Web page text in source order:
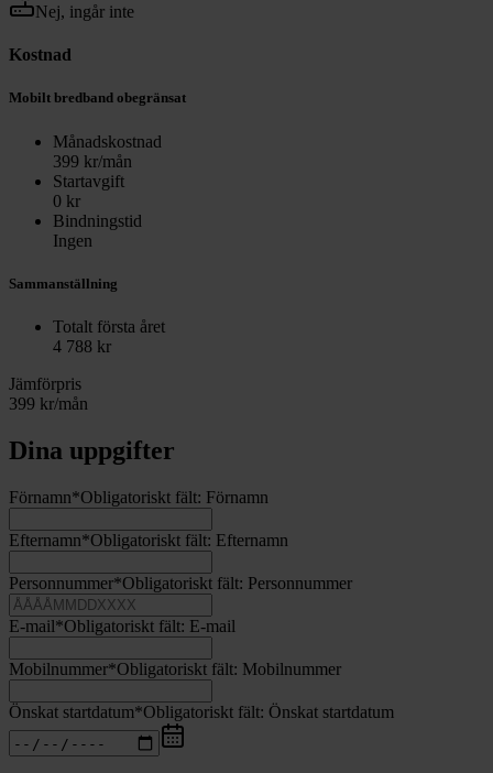
Nej, ingår inte
Kostnad
Mobilt bredband obegränsat
Månadskostnad
399 kr/mån
Startavgift
0 kr
Bindningstid
Ingen
Sammanställning
Totalt första året
4 788 kr
Jämförpris
399 kr/mån
Dina uppgifter
Förnamn*Obligatoriskt fält: Förnamn
Efternamn*Obligatoriskt fält: Efternamn
Personnummer*Obligatoriskt fält: Personnummer
E-mail*Obligatoriskt fält: E-mail
Mobilnummer*Obligatoriskt fält: Mobilnummer
Önskat startdatum*Obligatoriskt fält: Önskat startdatum